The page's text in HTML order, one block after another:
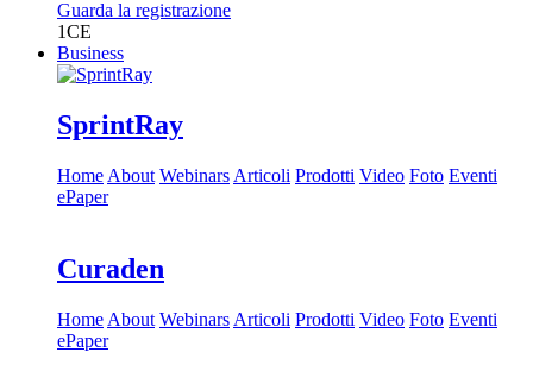
Guarda la registrazione
1CE
Business
SprintRay
Home About Webinars Articoli Prodotti Video Foto Eventi
ePaper
Curaden
Home About Webinars Articoli Prodotti Video Foto Eventi
ePaper